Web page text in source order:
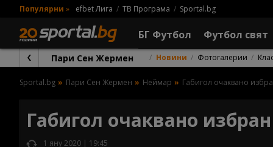
Популярни » efbet Лига ТВ Програма Sportal.bg
БГ Футбол Футбол свят
Пари Сен Жермен Новини Фотогалерии
Sportal.bg Пари Сен Жермен Неймар Габигол очаквано
Габигол очаквано
1 яну 2020 | 19:45